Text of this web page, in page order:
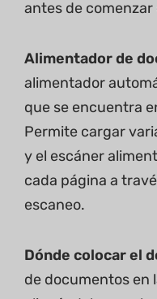
antes de comenzar
Alimentador de
alimentador
que se encuentra
Permite cargar
y el escáner
cada página a
escaneo.
Dónde colocar el
de documentos en